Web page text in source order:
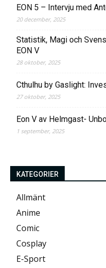
EON 5 – Intervju med
20 december, 2025
Statistik, Magi och
EON V
28 oktober, 2025
Cthulhu by Gaslight:
27 oktober, 2025
Eon V av Helmgast-
1 september, 2025
KATEGORIER
Allmänt
Anime
Comic
Cosplay
E-Sport